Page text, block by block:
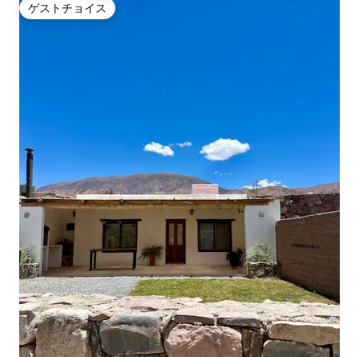
ゲストチョイス
ゲストチョイス